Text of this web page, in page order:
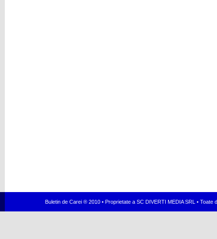
Buletin de Carei ® 2010 • Proprietate a SC DIVERTI MEDIA SRL •